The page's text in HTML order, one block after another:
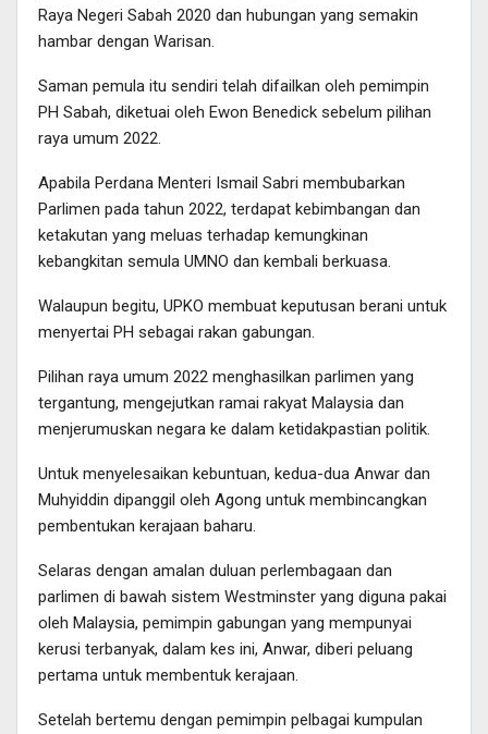
Raya Negeri Sabah 2020 dan hubungan yang semakin
hambar dengan Warisan.
Saman pemula itu sendiri telah difailkan oleh pemimpin
PH Sabah, diketuai oleh Ewon Benedick sebelum pilihan
raya umum 2022.
Apabila Perdana Menteri Ismail Sabri membubarkan
Parlimen pada tahun 2022, terdapat kebimbangan dan
ketakutan yang meluas terhadap kemungkinan
kebangkitan semula UMNO dan kembali berkuasa.
Walaupun begitu, UPKO membuat keputusan berani untuk
menyertai PH sebagai rakan gabungan.
Pilihan raya umum 2022 menghasilkan parlimen yang
tergantung, mengejutkan ramai rakyat Malaysia dan
menjerumuskan negara ke dalam ketidakpastian politik.
Untuk menyelesaikan kebuntuan, kedua-dua Anwar dan
Muhyiddin dipanggil oleh Agong untuk membincangkan
pembentukan kerajaan baharu.
Selaras dengan amalan duluan perlembagaan dan
parlimen di bawah sistem Westminster yang diguna pakai
oleh Malaysia, pemimpin gabungan yang mempunyai
kerusi terbanyak, dalam kes ini, Anwar, diberi peluang
pertama untuk membentuk kerajaan.
Setelah bertemu dengan pemimpin pelbagai kumpulan